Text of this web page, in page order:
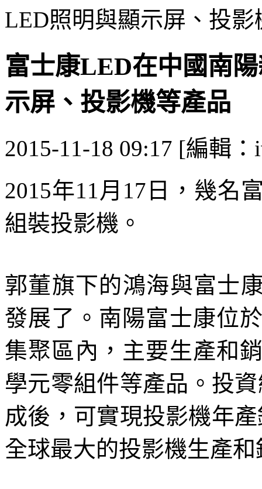
LED照明與顯示屏、投影
富士康LED在中國南
示屏、投影機等產品
2015-11-18 09:17 [編輯：
2015年11月17日，幾名
組裝投影機。
郭董旗下的鴻海與富士
發展了。南陽富士康位
集聚區內，主要生產和
學元零組件等產品。投
成後，可實現投影機年
全球最大的投影機生產